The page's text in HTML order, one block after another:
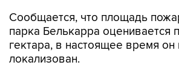
Сообщается, что площадь
парка Белькарра оценивается
гектара, в настоящее время он
локализован.